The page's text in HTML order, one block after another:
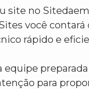
site no
você
rápido e
equipe
para